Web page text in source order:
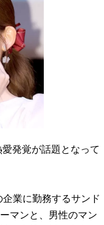
発覚が話題となって
企業に勤務するサンド
マンと、男性のマン